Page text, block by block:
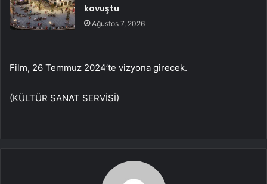
kavuştu
Ağustos 7, 2026
Film, 26 Temmuz 2024’te vizyona girecek.
(KÜLTÜR SANAT SERVİSİ)